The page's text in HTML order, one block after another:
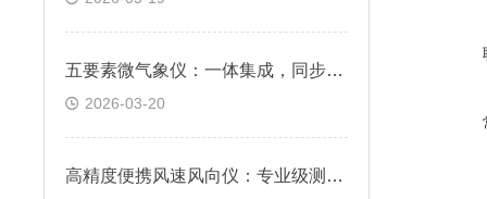
五要素微气象仪：一体集成，同步精准感知核心气象数据
2026-03-20
高精度便携风速风向仪：专业级测量，满足户外监测需求